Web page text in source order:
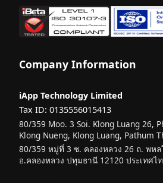
Company Information
iApp Technology Limited
Tax ID: 0135556015413
80/359 Moo. 3 Soi. Klong Luang 26,
Klong Nueng, Klong Luang, Pathum
80/359 หมู่ที่ 3 ซ. คลองหลวง 26 ถ. พห
อ.คลองหลวง ปทุมธานี 12120 ประเทศไ